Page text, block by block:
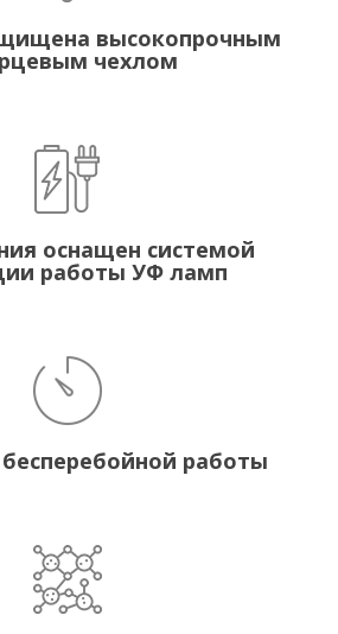
высокопрочным
чехлом
оснащен системой
работы УФ ламп
бесперебойной работы